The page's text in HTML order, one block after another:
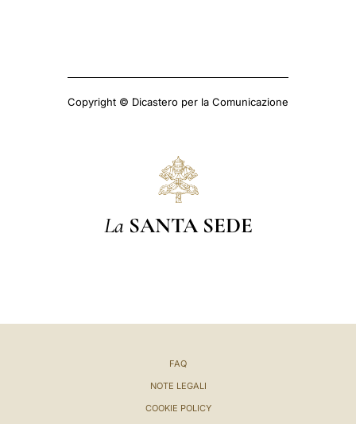
Copyright © Dicastero per la Comunicazione
La SANTA SEDE
FAQ
NOTE LEGALI
COOKIE POLICY